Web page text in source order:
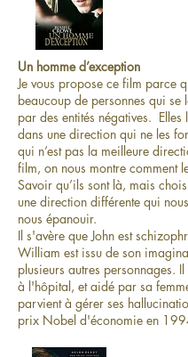
Un homme d’exception
Je vous propose ce film parce
beaucoup de personnes qui se
par des entités négatives. Elles
dans une direction qui ne les
qui n’est pas la meilleure
film, on nous montre comment
Savoir qu’ils sont là, mais
une direction différente qui
nous épanouir.
Il s'avère que John est
William est issu de son
plusieurs autres personnages.
à l'hôpital, et aidé par sa
parvient à gérer ses
prix Nobel d'économie en